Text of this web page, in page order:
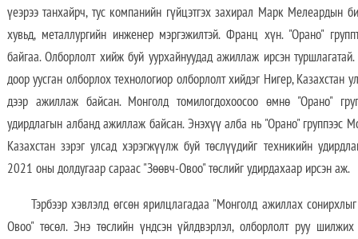
үеэрээ танхайрч, тус компанийн гүйцэтгэх захирал Марк Мелеардын
хувьд, металлургийн инженер мэргэжилтэй. Франц хүн. "Орано"
байгаа. Олборлолт хийж буй уурхайнуудад ажиллаж ирсэн
доор уусган олборлох технологиор олборлолт хийдэг Нигер, Казахстан
дээр ажиллаж байсан. Монголд томилогдохоосоо өмнө "Орано"
удирдлагын албанд ажиллаж байсан. Энэхүү алба нь "Орано" группээс
Казахстан зэрэг улсад хэрэгжүүлж буй төслүүдийг техникийн
2021 оны долдугаар сараас "Зөөвч-Овоо" төслийг удирдахаар ирсэн аж.
Тэрбээр хэвлэлд өгсөн ярилцлагадаа "Монголд ажиллах
Овоо" төсөл. Энэ төслийн үндсэн үйлдвэрлэл, олборлолт руу шилжих